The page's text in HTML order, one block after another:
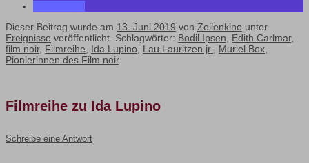
Dieser Beitrag wurde am 13. Juni 2019 von Zeilenkino unter
Ereignisse veröffentlicht. Schlagwörter: Bodil Ipsen, Edith Carlmar,
film noir, Filmreihe, Ida Lupino, Lau Lauritzen jr., Muriel Box,
Pionierinnen des Film noir.
Filmreihe zu Ida Lupino
Schreibe eine Antwort